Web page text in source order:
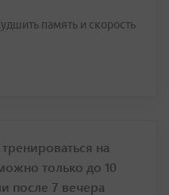
память и скорость
на
только до 10
после 7 вечера